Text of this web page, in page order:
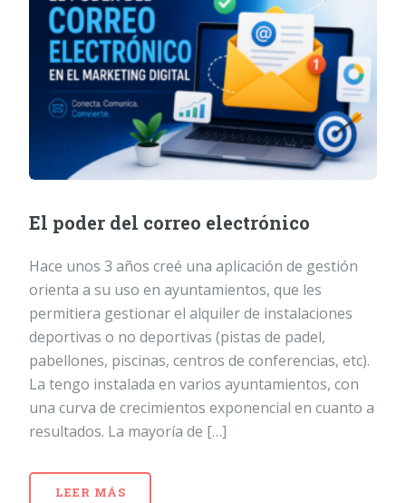
El poder del correo electrónico
Hace unos 3 años creé una aplicación de gestión
orienta a su uso en ayuntamientos, que les
permitiera gestionar el alquiler de instalaciones
deportivas o no deportivas (pistas de padel,
pabellones, piscinas, centros de conferencias, etc).
La tengo instalada en varios ayuntamientos, con
una curva de crecimientos exponencial en cuanto a
resultados. La mayoría de […]
LEER MÁS